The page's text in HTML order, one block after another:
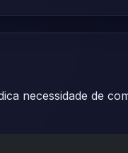
necessidade de